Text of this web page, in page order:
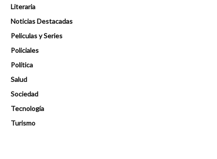
Literaria
Noticias Destacadas
Peliculas y Series
Policiales
Política
Salud
Sociedad
Tecnología
Turismo